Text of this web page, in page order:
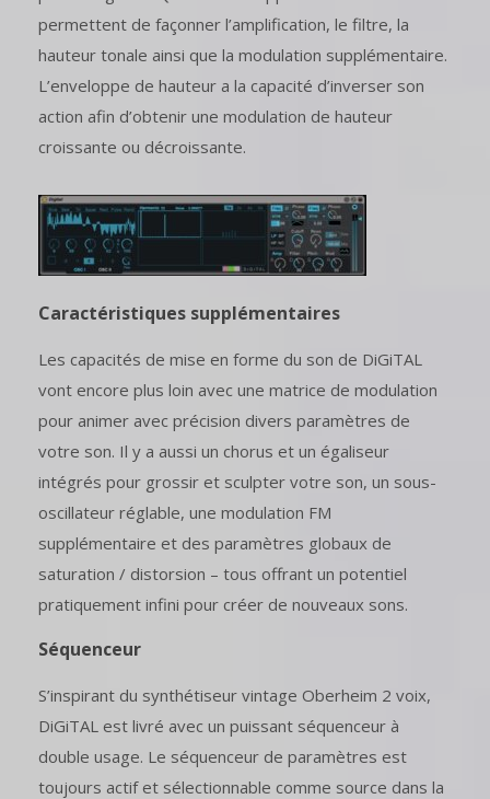
permettent de façonner l’amplification, le filtre, la
hauteur tonale ainsi que la modulation supplémentaire.
L’enveloppe de hauteur a la capacité d’inverser son
action afin d’obtenir une modulation de hauteur
croissante ou décroissante.
Caractéristiques supplémentaires
Les capacités de mise en forme du son de DiGiTAL
vont encore plus loin avec une matrice de modulation
pour animer avec précision divers paramètres de
votre son. Il y a aussi un chorus et un égaliseur
intégrés pour grossir et sculpter votre son, un sous-
oscillateur réglable, une modulation FM
supplémentaire et des paramètres globaux de
saturation / distorsion – tous offrant un potentiel
pratiquement infini pour créer de nouveaux sons.
Séquenceur
S’inspirant du synthétiseur vintage Oberheim 2 voix,
DiGiTAL est livré avec un puissant séquenceur à
double usage. Le séquenceur de paramètres est
toujours actif et sélectionnable comme source dans la